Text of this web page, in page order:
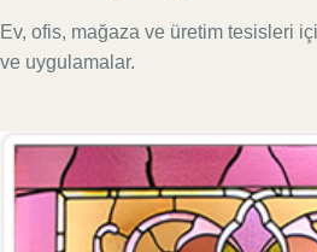
Ev, ofis, mağaza ve üretim tesisleri
ve uygulamalar.